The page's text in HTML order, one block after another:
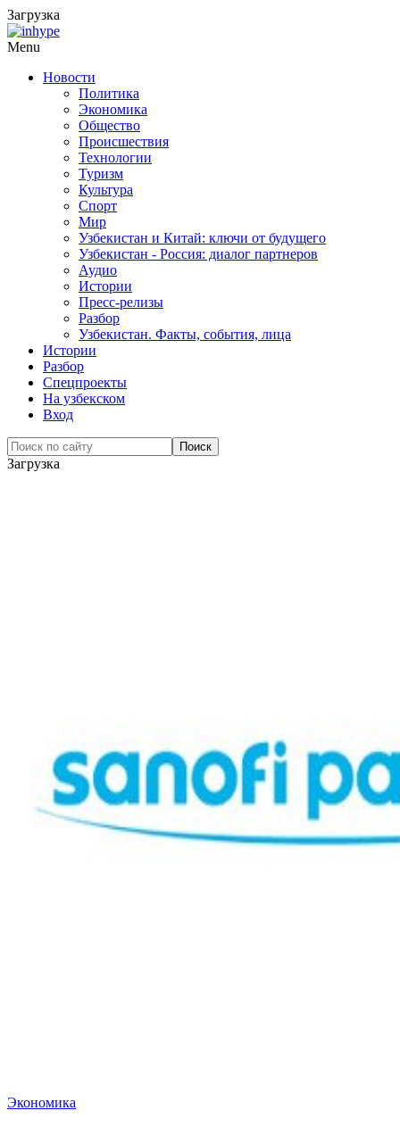
Загрузка
Menu
Новости
Политика
Экономика
Общество
Происшествия
Технологии
Туризм
Культура
Спорт
Мир
Узбекистан и Китай: ключи от будущего
Узбекистан - Россия: диалог партнеров
Аудио
Истории
Пресс-релизы
Разбор
Узбекистан. Факты, события, лица
Истории
Разбор
Спецпроекты
На узбекском
Вход
Загрузка
Экономика